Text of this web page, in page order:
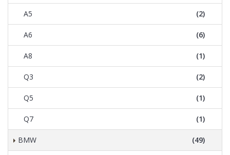
A5 (2)
A6 (6)
A8 (1)
Q3 (2)
Q5 (1)
Q7 (1)
BMW (49)